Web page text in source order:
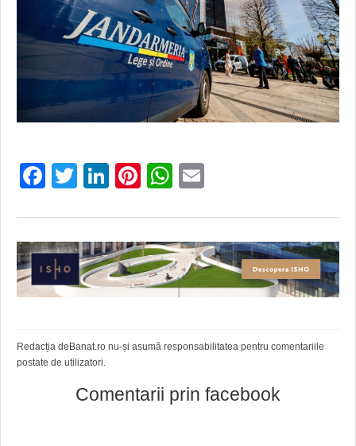
Facebook
Twitter
LinkedIn
Pinterest
WhatsApp
Redacția deBanat.ro nu-și asumă responsabilitatea pentru comentariile
postate de utilizatori.
Comentarii prin facebook